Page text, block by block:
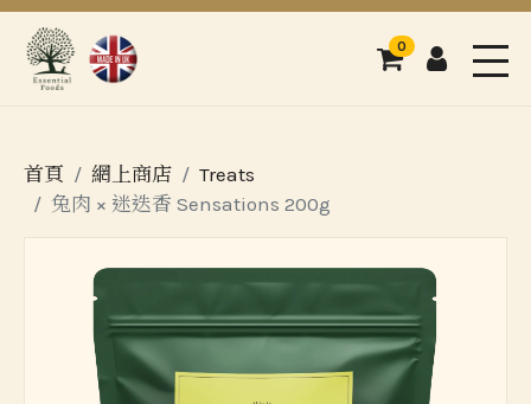
購物車
0 登入
首頁 網上商店
Treats
兔肉 × 迷迭香 Sensations 200g